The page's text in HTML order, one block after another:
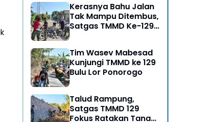
Kerasnya Bahu Jalan
Tak Mampu Ditembus,
Satgas TMMD Ke-129
Tim Wasev Mabesad
Kunjungi TMMD ke 129
Bulu Lor Ponorogo
Talud Rampung,
Satgas TMMD 129
Fokus Ratakan Tanah